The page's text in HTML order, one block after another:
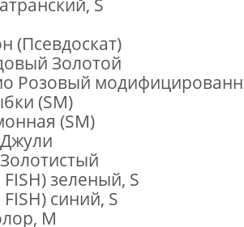
(Псевдоскат)
Золотой
Розовый
(SM)
(SM)
зеленый, S
синий, S
M